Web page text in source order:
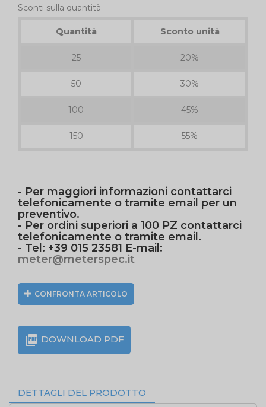
Sconti sulla quantità
Quantità Sconto unità
25 20%
50 30%
100 45%
150 55%
- Per maggiori informazioni contattarci
telefonicamente o tramite email per un
preventivo.
- Per ordini superiori a 100 PZ contattarci
telefonicamente o tramite email.
- Tel: +39 015 23581 E-mail:
meter@meterspec.it
CONFRONTA ARTICOLO
 DOWNLOAD PDF
DETTAGLI DEL PRODOTTO